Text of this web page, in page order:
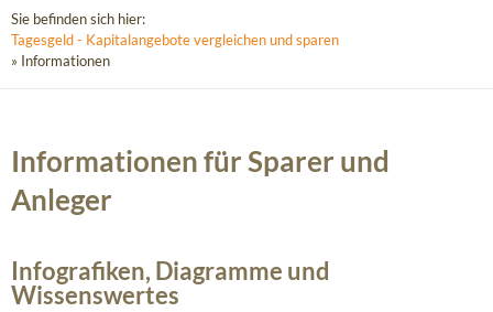
Sie befinden sich hier:
Tagesgeld - Kapitalangebote vergleichen und sparen
» Informationen
Informationen für Sparer und
Anleger
Infografiken, Diagramme und
Wissenswertes